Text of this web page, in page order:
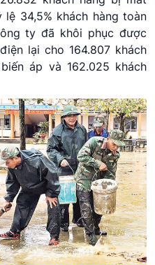
34,5% khách hàng toàn
ty đã khôi phục được
lại cho 164.807 khách
áp và 162.025 khách